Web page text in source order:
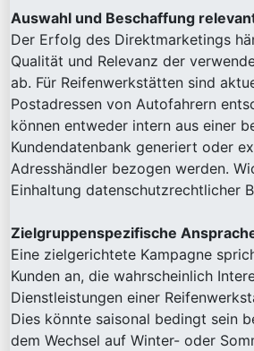
Auswahl und Beschaffung
Der Erfolg des Direktmarketings
Qualität und Relevanz der
ab. Für Reifenwerkstätten sind
Postadressen von Autofahrern
können entweder intern aus einer
Kundendatenbank generiert oder
Adresshändler bezogen werden.
Einhaltung datenschutzrechtlicher
Zielgruppenspezifische
Eine zielgerichtete Kampagne
Kunden an, die wahrscheinlich
Dienstleistungen einer
Dies könnte saisonal bedingt sein
dem Wechsel auf Winter- oder